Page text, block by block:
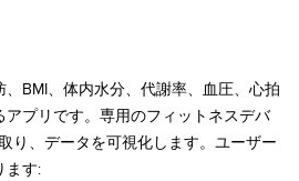
BMI、体内水分、代謝率、血圧、心拍
プリです。専用のフィットネスデバ
り、データを可視化します。ユーザー
ます: